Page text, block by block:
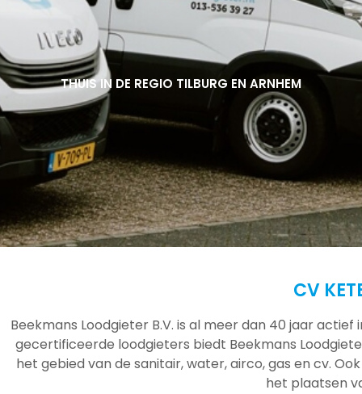
THUIS IN DE REGIO TILBURG EN ARNHEM
THUIS IN DE REGIO TILBURG EN ARNHEM
THUIS IN DE REGIO TILBURG EN ARNHEM
CV
Beekmans Loodgieter B.V. is al meer dan 40 jaar
gecertificeerde loodgieters biedt Beekmans
het gebied van de sanitair, water, airco, gas en cv.
het plaatsen